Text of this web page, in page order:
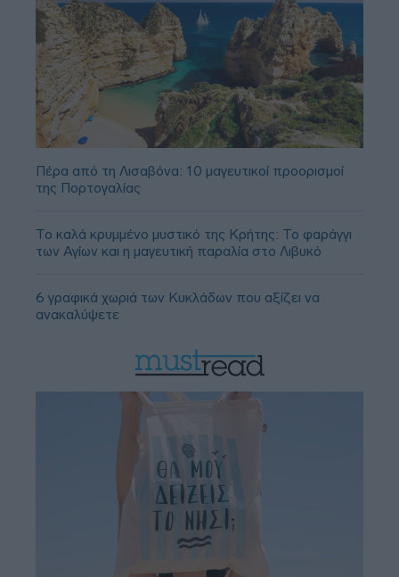
Πέρα από τη Λισαβόνα: 10 μαγευτικοί προορισμοί
της Πορτογαλίας
Το καλά κρυμμένο μυστικό της Κρήτης: Το φαράγγι
των Αγίων και η μαγευτική παραλία στο Λιβυκό
6 γραφικά χωριά των Κυκλάδων που αξίζει να
ανακαλύψετε